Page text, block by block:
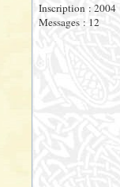
Inscription : 2004
Messages : 12